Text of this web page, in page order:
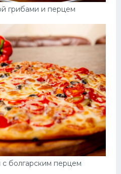
грибами и перцем
болгарским перцем